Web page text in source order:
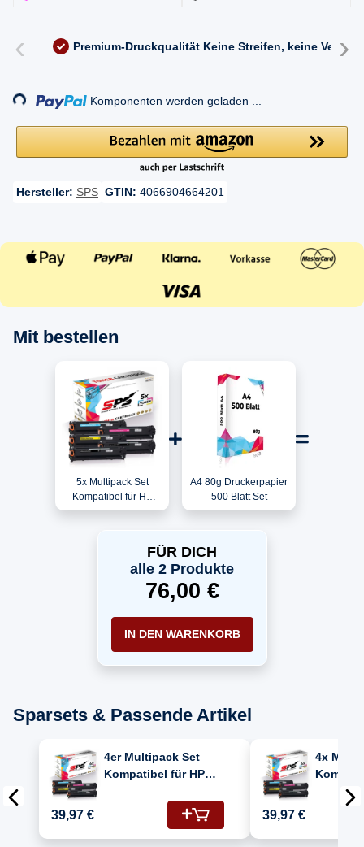
‹ Premium-Druckqualität Keine Streifen, keine ›
Loading... Komponenten werden geladen ...
Hersteller: SPS GTIN: 4066904664201
Mit bestellen
5x Multipack Set
Kompatibel für HP
Color Laserjet CM
CB543A, CB542A,
CB540A) Toner
A4 80g Druckerpapier
500 Blatt Set
FÜR DICH
alle 2 Produkte
76,00 €
IN DEN WARENKORB
Sparsets & Passende Artikel
4er Multipack Set
Kompatibel für HP
CM1312NFI MFP
Drucker Toners HP
125A CB540A
39,97 €
4x
Color
1312
39,97 €